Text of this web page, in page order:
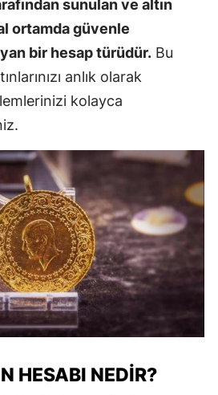
sunulan ve altın
ortamda güvenle
bir hesap türüdür. Bu
anlık olarak
kolayca
HESABI NEDIR?